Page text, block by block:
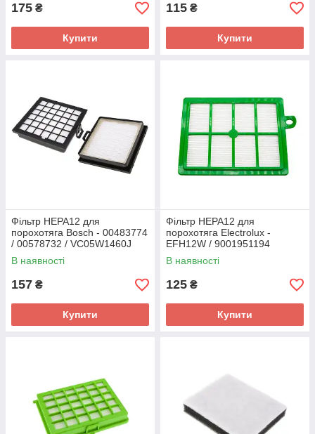
175 ₴
Купити
115 ₴
Купити
Фільтр HEPA12 для
порохотяга Bosch - 00483774
/ 00578732 / VC05W1460J
(чорний)
В наявності
157 ₴
Купити
Фільтр HEPA12 для
порохотяга Electrolux -
EFH12W / 9001951194
(сумісний з EFS1W /
9001677682)
В наявності
125 ₴
Купити